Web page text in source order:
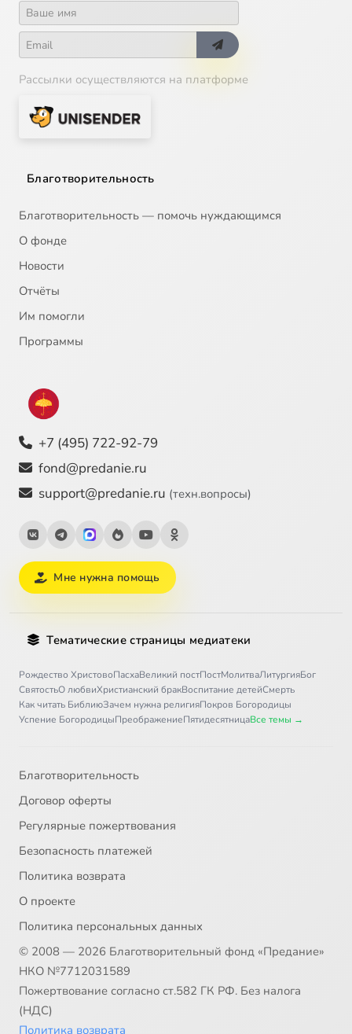
Рассылки осуществляются на платформе
Благотворительность
Благотворительность — помочь нуждающимся
О фонде
Новости
Отчёты
Им помогли
Программы
+7 (495) 722-92-79
fond@predanie.ru
support@predanie.ru (техн.вопросы)
Мне нужна помощь
Тематические страницы медиатеки
Рождество ХристовоПасхаВеликий постПостМолитваЛитургияБог
СвятостьО любвиХристианский бракВоспитание детейСмерть
Как читать БиблиюЗачем нужна религияПокров Богородицы
Успение БогородицыПреображениеПятидесятницаВсе темы →
Благотворительность
Договор оферты
Регулярные пожертвования
Безопасность платежей
Политика возврата
О проекте
Политика персональных данных
© 2008 — 2026 Благотворительный фонд «Предание»
НКО №7712031589
Пожертвование согласно ст.582 ГК РФ. Без налога
(НДС)
Политика возврата